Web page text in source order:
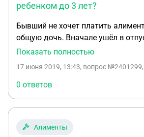
ребенком до 3 лет?
Бывший не хочет платить
общую дочь. Вначале ушёл в
ребёнком до полутара лет, сейчас
говоря, что формально не могут
задолженность и не имеют право
него алименты. На моё
нарушении прав ребёнка опять
с отца ребёнка сидящего в
Показать полностью
17 июня 2019, 13:43, вопрос
0 ответов
Алименты